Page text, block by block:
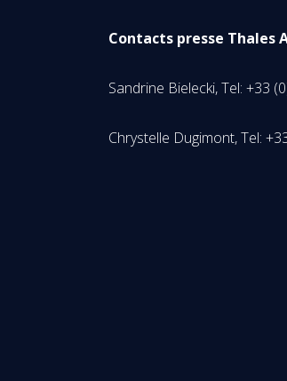
Contacts presse Thales
Sandrine Bielecki, Tel: +33
Chrystelle Dugimont, Tel: